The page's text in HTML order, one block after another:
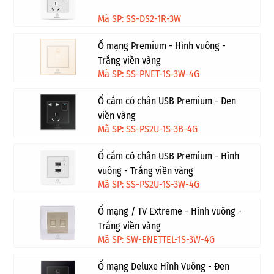
Mã SP: SS-DS2-1R-3W
Ổ mạng Premium - Hình vuông -
Trắng viền vàng
Mã SP: SS-PNET-1S-3W-4G
Ổ cắm có chân USB Premium - Đen
viền vàng
Mã SP: SS-PS2U-1S-3B-4G
Ổ cắm có chân USB Premium - Hình
vuông - Trắng viền vàng
Mã SP: SS-PS2U-1S-3W-4G
Ổ mạng / TV Extreme - Hình vuông -
Trắng viền vàng
Mã SP: SW-ENETTEL-1S-3W-4G
Ổ mạng Deluxe Hình Vuông - Đen